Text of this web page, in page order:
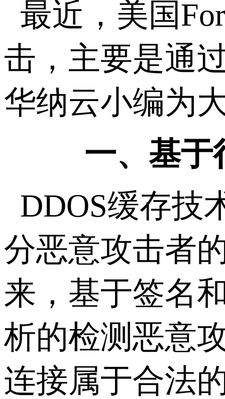
最近，美国
击，主要是通
华纳云小编为
一、基于
DDOS缓存技
分恶意攻击者
来，基于签名
析的检测恶意
连接属于合法